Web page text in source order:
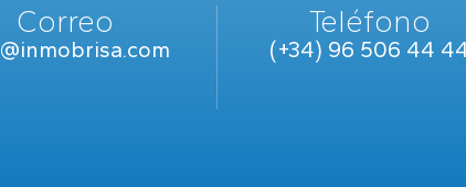
Correo Teléfono
(+34) 96 506 44